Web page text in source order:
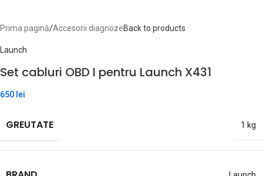
Prima pagină/Accesorii diagnozeBack to products
Launch
Set cabluri OBD I pentru Launch X431
650 lei
GREUTATE 1 kg